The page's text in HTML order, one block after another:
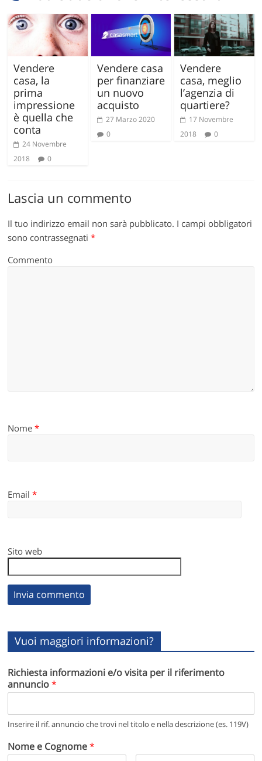
Vendere
casa, la
prima
impressione
è quella che
conta
24 Novembre
2018
0
Vendere casa
per finanziare
un nuovo
acquisto
27 Marzo 2020
0
Vendere
casa, meglio
l’agenzia di
quartiere?
17 Novembre
2018
0
Lascia un commento
Il tuo indirizzo email non sarà pubblicato. I campi obbligatori
sono contrassegnati*
Commento
Nome*
Email*
Sito web
Vuoi maggiori informazioni?
Richiesta informazioni e/o visita per il riferimento
annuncio*
Inserire il rif. annuncio che trovi nel titolo e nella descrizione (es. 119V)
Nome e Cognome*